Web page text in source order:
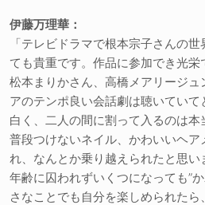
伊藤万理華：
「テレビドラマで根本宗子さんの
ても貴重です。作品に参加でき光栄
松本まりかさん、高橋メアリージュ
アのテンポ良い会話劇は聴いてい
白く、二人の間に割って入るのは本
普段つけないネイル、かわいいヘア
れ、なんとか乗り越えられたと思い
年齢に囚われずいくつになっても”
さなことでも自分を楽しめられた